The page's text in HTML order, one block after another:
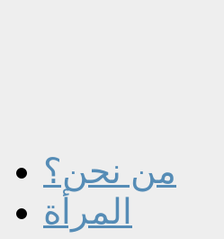
من نحن؟
المرأة